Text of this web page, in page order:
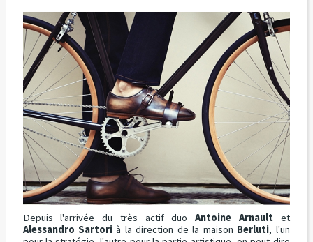
Depuis l'arrivée du très actif duoAntoine Arnaultet
Alessandro Sartorià la direction de la maison Berluti, l'un